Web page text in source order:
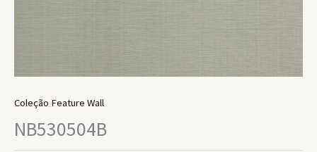
Coleção Feature Wall
NB530504B